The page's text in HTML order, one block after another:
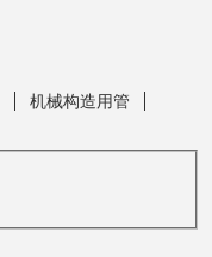
机械构造用管